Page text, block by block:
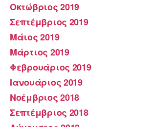
Οκτώβριος 2019
Σεπτέμβριος 2019
Μάιος 2019
Μάρτιος 2019
Φεβρουάριος 2019
Ιανουάριος 2019
Νοέμβριος 2018
Σεπτέμβριος 2018